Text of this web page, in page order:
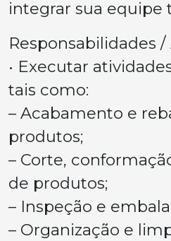
integrar sua equipe
Responsabilidades
• Executar
tais como:
– Acabamento e
produtos;
– Corte,
de produtos;
– Inspeção e
– Organização e